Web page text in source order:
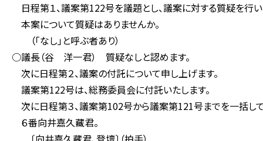
日程第１、議案第122号を議題とし、議案に対する質疑を行い
本案について質疑はありませんか。
（「なし」と呼ぶ者あり）
○議長（谷 洋一君） 質疑なしと認めます。
次に日程第２、議案の付託について申し上げます。
議案第122号は、総務委員会に付託いたします。
次に日程第３、議案第102号から議案第121号までを一括し
６番向井嘉久藏君。